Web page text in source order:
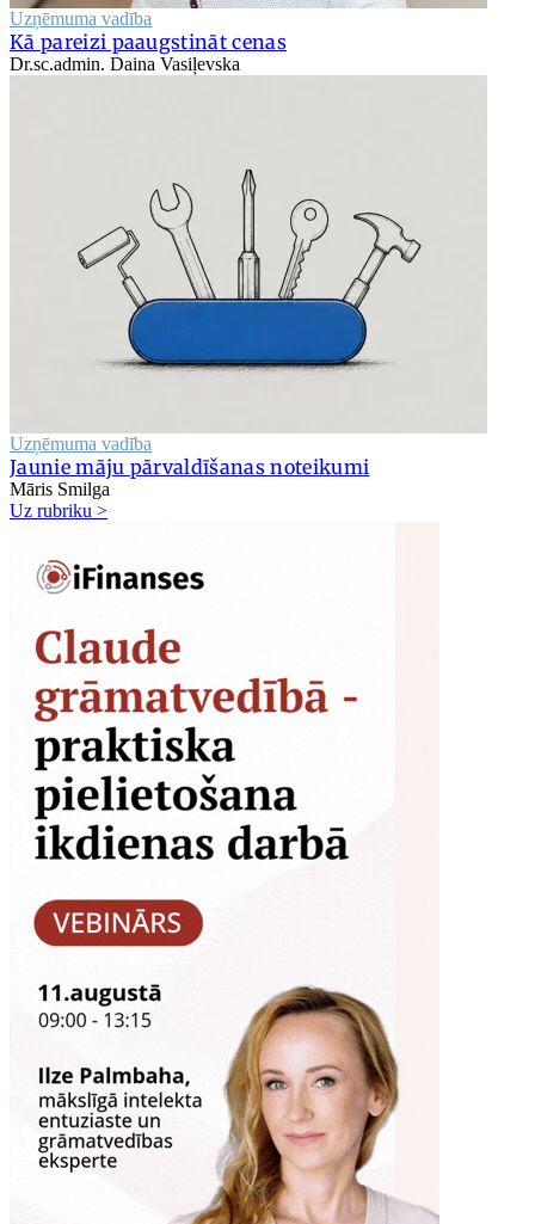
Uzņēmuma vadība
Kā pareizi paaugstināt cenas
Dr.sc.admin. Daina Vasiļevska
Uzņēmuma vadība
Jaunie māju pārvaldīšanas noteikumi
Māris Smilga
Uz rubriku >